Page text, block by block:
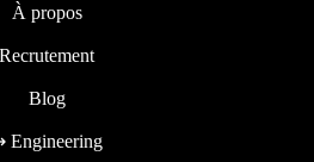
À propos
Recrutement
Blog
Engineering